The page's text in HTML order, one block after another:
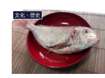
文化・歴史